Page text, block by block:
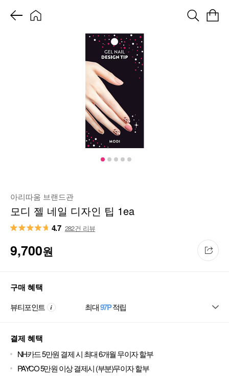
아리따움 브랜드관
모디 젤 네일 디자인 팁 1ea
4.7 282건 리뷰
9,700원
구매 혜택
뷰티포인트 최대97P적립
결제 혜택
NH카드 5만원 결제 시 최대 6개월 무이자 할부
PAYCO 5만원 이상 결제시 (부분)무이자 할부